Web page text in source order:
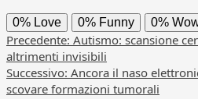
0% Love 0% Funny 0%
Navigazione
articolo
Precedente: Autismo: scansione
altrimenti invisibili
Successivo: Ancora il naso
scovare formazioni tumorali